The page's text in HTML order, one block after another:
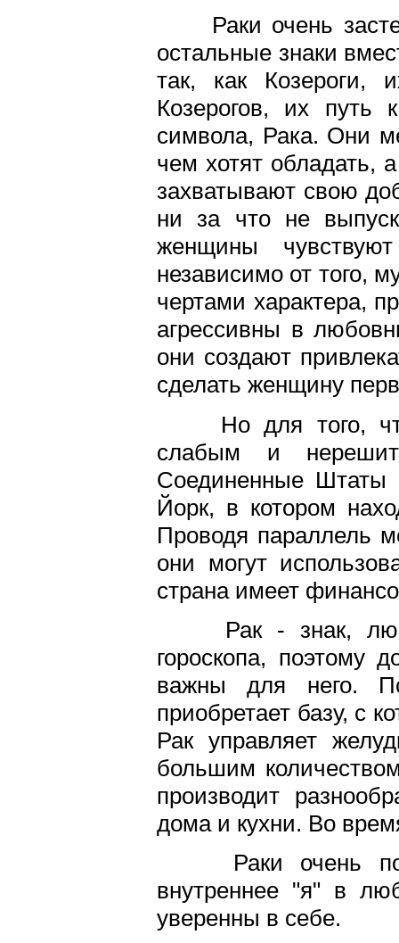
Раки очень
остальные знаки
так, как Козероги,
Козерогов, их
символа, Рака. Они
чем хотят обладать,
захватывают свою
ни за что не
женщины
независимо от того,
чертами характера,
агрессивны в
они создают
сделать женщину
Но для того,
слабым и
Соединенные Штаты
Йорк, в котором
Проводя параллель
они могут
страна имеет
Рак - знак,
гороскопа, поэтому
важны для него.
приобретает базу, с
Рак управляет
большим
производит
дома и кухни. Во
Раки очень
внутреннее "я" в
уверенны в себе.